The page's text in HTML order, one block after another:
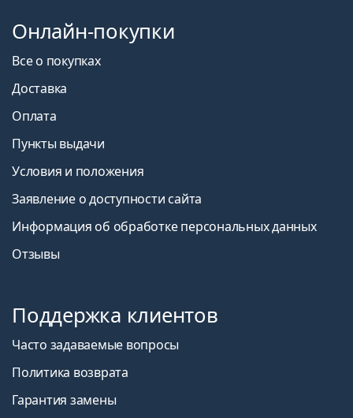
Онлайн-покупки
Все о покупках
Доставка
Оплата
Пункты выдачи
Условия и положения
Заявление о доступности сайта
Информация об обработке персональных данных
Отзывы
Поддержка клиентов
Часто задаваемые вопросы
Политика возврата
Гарантия замены